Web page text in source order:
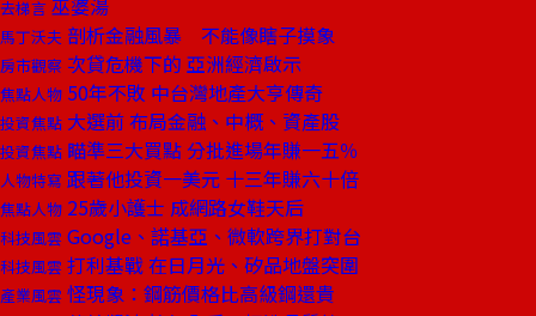
去梯言 巫婆湯
馬丁沃夫 剖析金融風暴 不能像瞎子摸象
房市觀察 次貸危機下的 亞洲經濟啟示
焦點人物 50年不敗 中台灣地產大亨傳奇
投資焦點 大選前 布局金融、中概、資產股
投資焦點 瞄準三大買點 分批進場年賺一五％
人物特寫 跟著他投資一美元 十三年賺六十倍
焦點人物 25歲小護士 成網路女鞋天后
科技風雲 Google、諾基亞、微軟跨界打對台
科技風雲 打利基戰 在日月光、矽品地盤突圍
產業風雲 怪現象：鋼筋價格比高級鋼還貴